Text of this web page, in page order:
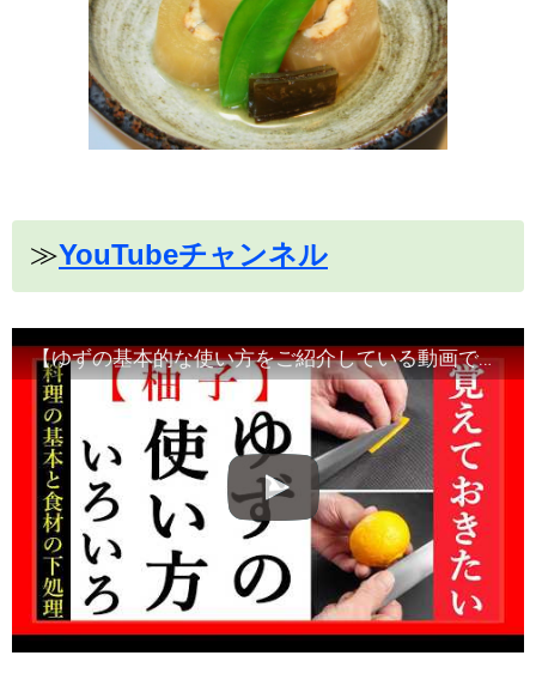
≫YouTubeチャンネル
【ゆずの基本的な使い方をご紹介している動画です】食材の切り方、使い方など！